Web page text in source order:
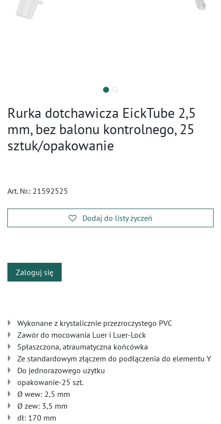
Rurka dotchawicza EickTube 2,5
mm, bez balonu kontrolnego, 25
sztuk/opakowanie
Art. Nr.: 21592525
Dodaj do listy życzeń
Zaloguj się
Wykonane z krystalicznie przezroczystego PVC
Zawór do mocowania Luer i Luer-Lock
Spłaszczona, atraumatyczna końcówka
Ze standardowym złączem do podłączenia do elementu Y
Do jednorazowego użytku
opakowanie-25 szt.
Ø wew: 2,5 mm
Ø zew: 3,5 mm
dł: 170 mm